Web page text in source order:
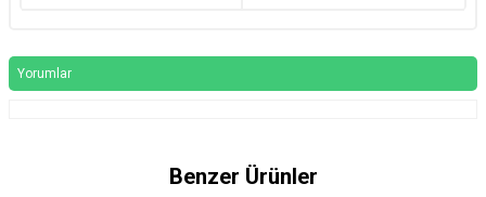
Yorumlar
Benzer Ürünler